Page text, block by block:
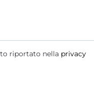
riportato nella privacy